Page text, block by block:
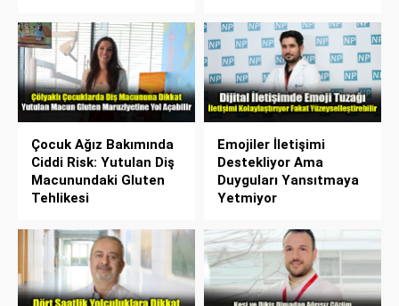
Çocuk Ağız Bakımında
Ciddi Risk: Yutulan Diş
Macunundaki Gluten
Tehlikesi
Emojiler İletişimi
Destekliyor Ama
Duyguları Yansıtmaya
Yetmiyor